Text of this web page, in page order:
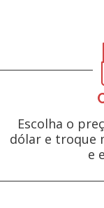
Escolha o
dólar e troque
e